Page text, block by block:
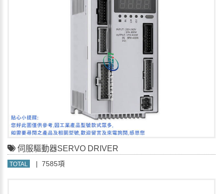
伺服驅動器SERVO DRIVER
TOTAL | 7585項